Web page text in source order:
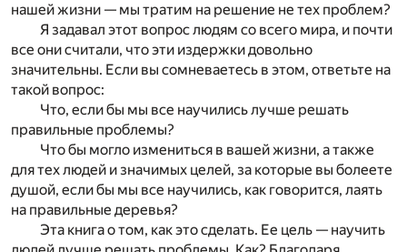
нашей жизни — мы тратим на решение не тех проблем?
Я задавал этот вопрос людям со всего мира, и почти
все они считали, что эти издержки довольно
значительны. Если вы сомневаетесь в этом, ответьте на
такой вопрос:
Что, если бы мы все научились лучше решать
правильные проблемы?
Что бы могло измениться в вашей жизни, а также
для тех людей и значимых целей, за которые вы болеете
душой, если бы мы все научились, как говорится, лаять
на правильные деревья?
Эта книга о том, как это сделать. Ее цель — научить